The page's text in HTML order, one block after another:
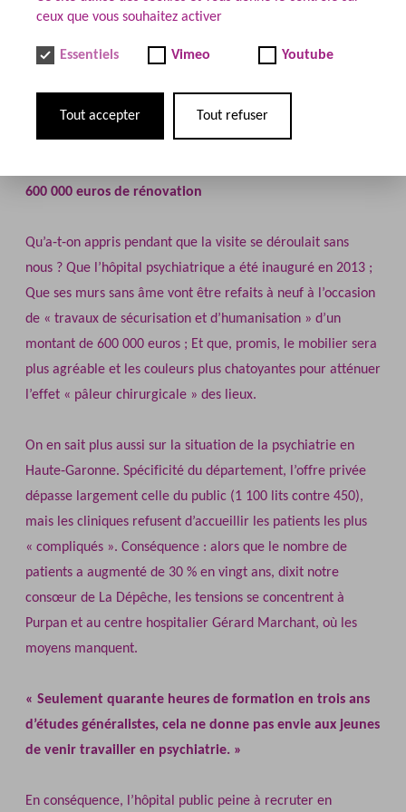
avec le professeur… et une flopée de cadres du CHU. Pour
pis pour le droit des parlementaires à faire connaître leur
action et pour la liberté d’une presse, parquée pour
l’occasion dans une salle de réunion, avec le DRH, un
directeur de soins et les responsables de la communication.
600 000 euros de rénovation
Qu’a‐t‐on appris pendant que la visite se déroulait sans
nous ? Que l’hôpital psychiatrique a été inauguré en 2013 ;
Que ses murs sans âme vont être refaits à neuf à l’occasion
de « travaux de sécurisation et d’humanisation » d’un
montant de 600 000 euros ; Et que, promis, le mobilier sera
plus agréable et les couleurs plus chatoyantes pour atténuer
l’effet « pâleur chirurgicale » des lieux.
On en sait plus aussi sur la situation de la psychiatrie en
Haute‐Garonne. Spécificité du département, l’offre privée
dépasse largement celle du public (1 100 lits contre 450),
mais les cliniques refusent d’accueillir les patients les plus
« compliqués ». Conséquence : alors que le nombre de
patients a augmenté de 30 % en vingt ans, dixit notre
consœur de La Dépêche, les tensions se concentrent à
Purpan et au centre hospitalier Gérard Marchant, où les
moyens manquent.
« Seulement quarante heures de formation en trois ans
d’études généralistes, cela ne donne pas envie aux jeunes
de venir travailler en psychiatrie. »
En conséquence, l’hôpital public peine à recruter en
ceux que vous souhaitez activer
Essentiels Vimeo Youtube
Tout accepter Tout refuser